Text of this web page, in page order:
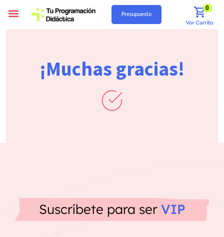
Presupuesto
0
¡Muchas gracias!
Suscríbete para ser VIP